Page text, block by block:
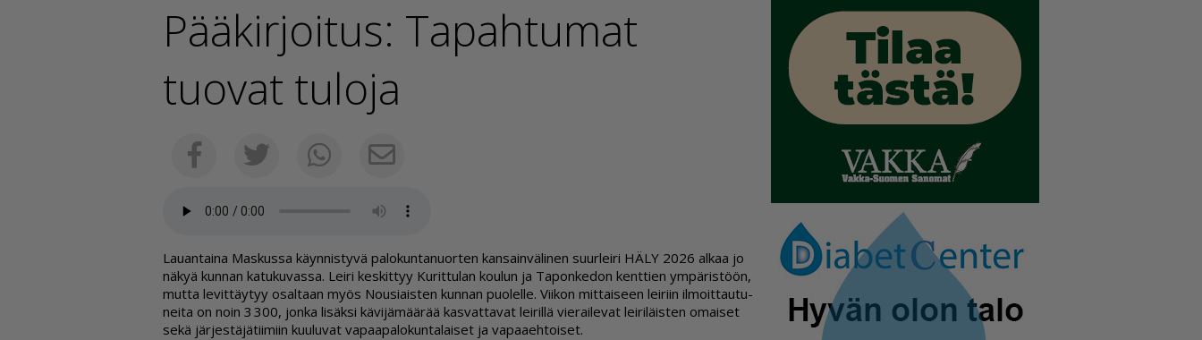
Pääkirjoitus: Tapahtumat
tuovat tuloja
FacebookTwitterWhatsappSähköposti
Lau­an­tai­na Mas­kus­sa käyn­nis­ty­vä pa­lo­kun­ta­nuor­ten kan­sain­vä­li­nen suur­lei­ri HÄLY 2026 al­kaa jo
nä­kyä kun­nan ka­tu­ku­vas­sa. Lei­ri kes­kit­tyy Ku­rit­tu­lan kou­lun ja Ta­pon­ke­don kent­tien ym­pä­ris­töön,
mut­ta le­vit­täy­tyy osal­taan myös Nou­si­ais­ten kun­nan puo­lel­le. Vii­kon mit­tai­seen lei­riin il­moit­tau­tu­
nei­ta on noin 3 300, jon­ka li­säk­si kä­vi­jä­mää­rää kas­vat­ta­vat lei­ril­lä vie­rai­le­vat lei­ri­läis­ten omai­set
sekä jär­jes­tä­jä­tii­miin kuu­lu­vat va­paa­pa­lo­kun­ta­lai­set ja va­paa­eh­toi­set.